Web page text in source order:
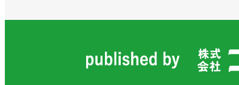
>>10～12月の産ロボ受注額